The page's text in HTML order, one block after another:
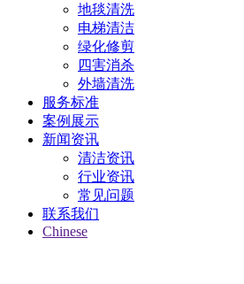
地毯清洗
电梯清洁
绿化修剪
四害消杀
外墙清洗
服务标准
案例展示
新闻资讯
清洁资讯
行业资讯
常见问题
联系我们
Chinese